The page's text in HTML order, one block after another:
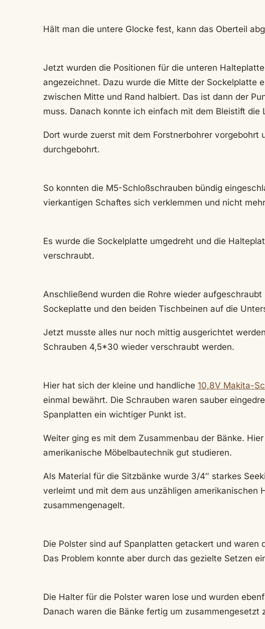
Hält man die untere Glocke fest, kann das Oberteil
Jetzt wurden die Positionen für die unteren
angezeichnet. Dazu wurde die Mitte der Sockelplatte
zwischen Mitte und Rand halbiert. Das ist dann der
muss. Danach konnte ich einfach mit dem Bleistift
Dort wurde zuerst mit dem Forstnerbohrer vorgebohrt
durchgebohrt.
So konnten die M5-Schloßschrauben bündig
vierkantigen Schaftes sich verklemmen und nicht
Es wurde die Sockelplatte umgedreht und die
verschraubt.
Anschließend wurden die Rohre wieder
Sockeplatte und den beiden Tischbeinen auf die
Jetzt musste alles nur noch mittig ausgerichtet
Schrauben 4,5*30 wieder verschraubt werden.
Hier hat sich der kleine und handliche 10,8V Makita-
einmal bewährt. Die Schrauben waren sauber
Spanplatten ein wichtiger Punkt ist.
Weiter ging es mit dem Zusammenbau der Bänke.
amerikanische Möbelbautechnik gut studieren.
Als Material für die Sitzbänke wurde 3/4″ starkes
verleimt und mit dem aus unzähligen amerikanischen
zusammengenagelt.
Die Polster sind auf Spanplatten getackert und waren
Das Problem konnte aber durch das gezielte Setzen
Die Halter für die Polster waren lose und wurden
Danach waren die Bänke fertig um zusammengesetzt